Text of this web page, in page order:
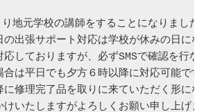
地元学校の講師をすることになりました。
の出張サポート対応は学校が休みの日になり
応しておりますが、必ずSMSで確認を行な
は平日でも夕方６時以降に対応可能です。
に修理完了品を取りに来ていただく形になり
けいたしますがよろしくお願い申し上げます